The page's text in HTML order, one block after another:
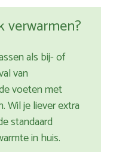
verwarmen?
als bij- of
van
voeten met
Wil je liever extra
standaard
in huis.